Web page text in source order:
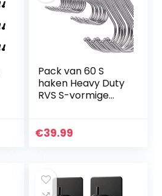
Pack van 60 S
haken Heavy Duty
RVS S-vormige
voor keuken,
€39.99